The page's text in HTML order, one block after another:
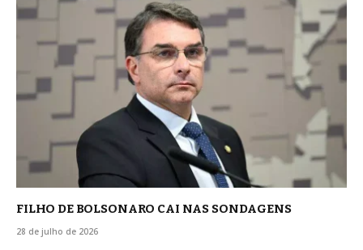
FILHO DE BOLSONARO CAI NAS SONDAGENS
28 de julho de 2026